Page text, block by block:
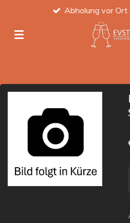
springen
Abholung vor Ort